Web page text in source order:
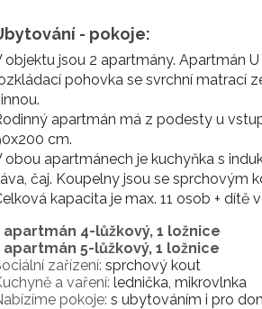
- pokoje:
objektu jsou 2 apartmány. Apartmán
pohovka se svrchní matrací
apartmán má z podesty u
cm.
obou apartmánech je kuchyňka s
čaj. Koupelny jsou se sprchovým
kapacita je max. 11 osob + dítě
apartmán 4-lůžkový, 1 ložnice
apartmán 5-lůžkový, 1 ložnice
zařízení: sprchový kout
a vaření: lednička, mikrovlnka
pokoje: s ubytováním i pro